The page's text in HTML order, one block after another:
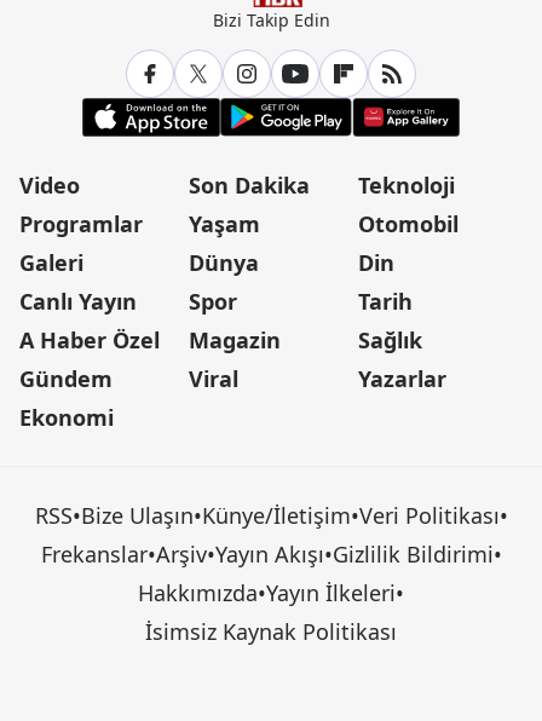
Bizi Takip Edin
Video
Programlar
Galeri
Canlı Yayın
A Haber Özel
Gündem
Ekonomi
Son Dakika
Yaşam
Dünya
Spor
Magazin
Viral
Teknoloji
Otomobil
Din
Tarih
Sağlık
Yazarlar
RSS•Bize Ulaşın•Künye/İletişim•Veri Politikası•
Frekanslar•Arşiv•Yayın Akışı•Gizlilik Bildirimi•
Hakkımızda•Yayın İlkeleri•
İsimsiz Kaynak Politikası